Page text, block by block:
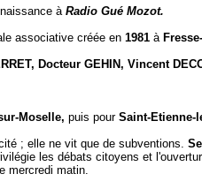
à Radio Gué Mozot.
associative créée en 1981 à
Docteur GEHIN, Vincent
Moselle, puis pour Saint-Etienne-
; elle ne vit que de subventions.
les débats citoyens et
mercredi matin.